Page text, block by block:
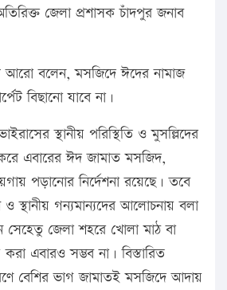
জেলা প্রশাসক চাঁদপুর জনাব
আরো বলেন, মসজিদে ঈদের নামাজ
বিছানো যাবে না।
স্থানীয় পরিস্থিতি ও মুসল্লিদের
এবারের ঈদ জামাত মসজিদ,
পড়ানোর নির্দেশনা রয়েছে। তবে
স্থানীয় গন্যমান্যদের আলোচনায় বলা
সেহেতু জেলা শহরে খোলা মাঠ বা
এবারও সম্ভব না। বিস্তারিত
বেশির ভাগ জামাতই মসজিদে আদায়